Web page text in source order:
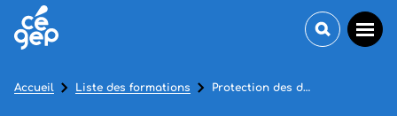
Accueil Liste des formations Protection des données pour les PME